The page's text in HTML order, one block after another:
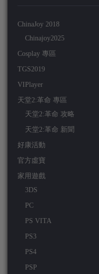
ChinaJoy 2018
Chinajoy2025
Cosplay 專區
TGS2019
VIPlayer
天堂2:革命 專區
天堂2:革命 攻略
天堂2:革命 新聞
好康活動
官方虛寶
家用遊戲
3DS
PC
PS VITA
PS3
PS4
PSP